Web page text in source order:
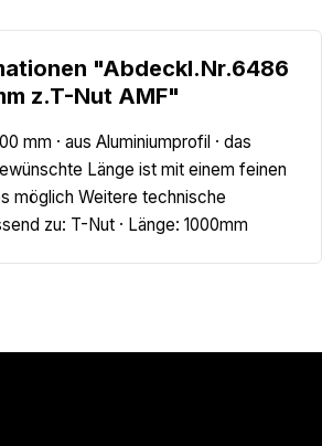
"Abdeckl.Nr.6486
z.T-Nut AMF"
mm · aus Aluminiumprofil · das
Länge ist mit einem feinen
möglich Weitere technische
zu: T-Nut · Länge: 1000mm